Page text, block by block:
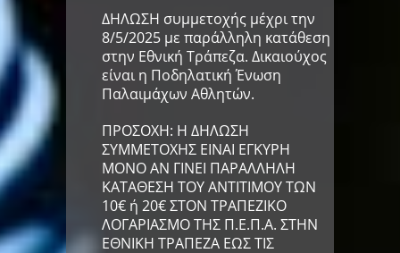
ΔΗΛΩΣΗ συμμετοχής μέχρι την
8/5/2025 με παράλληλη κατάθεση
στην Εθνική Τράπεζα. Δικαιούχος
είναι η Ποδηλατική Ένωση
Παλαιμάχων Αθλητών.
ΠΡΟΣΟΧΗ: Η ΔΗΛΩΣΗ
ΣΥΜΜΕΤΟΧΗΣ ΕΙΝΑΙ ΕΓΚΥΡΗ
ΜΟΝΟ ΑΝ ΓΙΝΕΙ ΠΑΡΑΛΛΗΛΗ
ΚΑΤΑΘΕΣΗ ΤΟΥ ΑΝΤΙΤΙΜΟΥ ΤΩΝ
10€ ή 20€ΣΤΟΝ ΤΡΑΠΕΖΙΚΟ
ΛΟΓΑΡΙΑΣΜΟ ΤΗΣ Π.Ε.Π.Α. ΣΤΗΝ
ΕΘΝΙΚΗ ΤΡΑΠΕΖΑ ΕΩΣ ΤΙΣ